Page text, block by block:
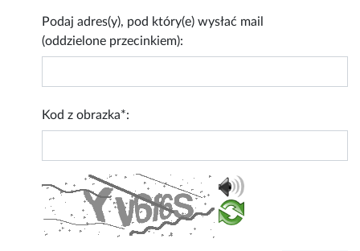
Podaj adres(y), pod który(e) wysłać mail
(oddzielone przecinkiem):
Kod z obrazka*: